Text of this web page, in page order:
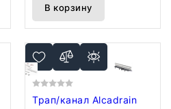
В корзину
Трап/канал Alcadrain